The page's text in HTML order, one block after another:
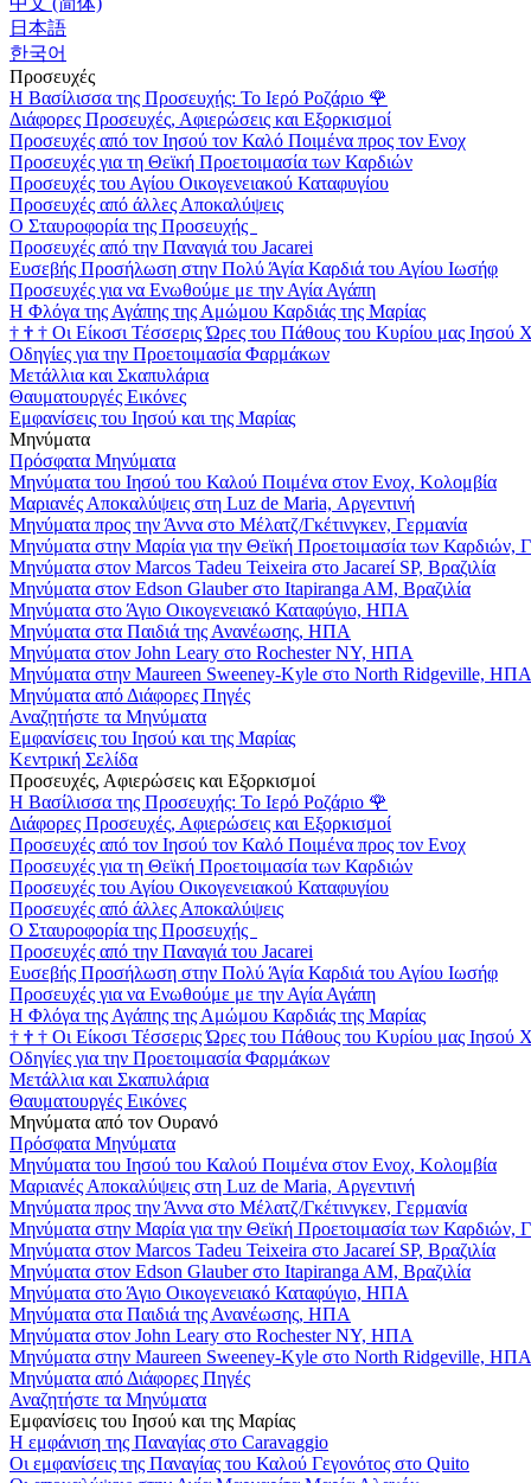
日本語
한국어
Προσευχές
Η Βασίλισσα της Προσευχής: Το Ιερό Ροζάριο 🌹
Διάφορες Προσευχές, Αφιερώσεις και Εξορκισμοί
Προσευχές από τον Ιησού τον Καλό Ποιμένα προς τον Ενοχ
Προσευχές για τη Θεϊκή Προετοιμασία των Καρδιών
Προσευχές του Αγίου Οικογενειακού Καταφυγίου
Προσευχές από άλλες Αποκαλύψεις
Ο Σταυροφορία της Προσευχής
Προσευχές από την Παναγιά του Jacarei
Ευσεβής Προσήλωση στην Πολύ Άγία Καρδιά του Αγίου Ιωσήφ
Προσευχές για να Ενωθούμε με την Αγία Αγάπη
Η Φλόγα της Αγάπης της Αμώμου Καρδιάς της Μαρίας
† † † Οι Είκοσι Τέσσερις Ώρες του Πάθους του Κυρίου μας Ιησού
Οδηγίες για την Προετοιμασία Φαρμάκων
Μετάλλια και Σκαπυλάρια
Θαυματουργές Εικόνες
Εμφανίσεις του Ιησού και της Μαρίας
Μηνύματα
Πρόσφατα Μηνύματα
Μηνύματα του Ιησού του Καλού Ποιμένα στον Ενοχ, Κολομβία
Μαριανές Αποκαλύψεις στη Luz de Maria, Αργεντινή
Μηνύματα προς την Άννα στο Μέλατζ/Γκέτινγκεν, Γερμανία
Μηνύματα στην Μαρία για την Θεϊκή Προετοιμασία των Καρδιών,
Μηνύματα στον Marcos Tadeu Teixeira στο Jacareí SP, Βραζιλία
Μηνύματα στον Edson Glauber στο Itapiranga AM, Βραζιλία
Μηνύματα στο Άγιο Οικογενειακό Καταφύγιο, ΗΠΑ
Μηνύματα στα Παιδιά της Ανανέωσης, ΗΠΑ
Μηνύματα στον John Leary στο Rochester NY, ΗΠΑ
Μηνύματα στην Maureen Sweeney-Kyle στο North Ridgeville, ΗΠΑ
Μηνύματα από Διάφορες Πηγές
Αναζητήστε τα Μηνύματα
Εμφανίσεις του Ιησού και της Μαρίας
Κεντρική Σελίδα
Προσευχές, Αφιερώσεις και Εξορκισμοί
Η Βασίλισσα της Προσευχής: Το Ιερό Ροζάριο 🌹
Διάφορες Προσευχές, Αφιερώσεις και Εξορκισμοί
Προσευχές από τον Ιησού τον Καλό Ποιμένα προς τον Ενοχ
Προσευχές για τη Θεϊκή Προετοιμασία των Καρδιών
Προσευχές του Αγίου Οικογενειακού Καταφυγίου
Προσευχές από άλλες Αποκαλύψεις
Ο Σταυροφορία της Προσευχής
Προσευχές από την Παναγιά του Jacarei
Ευσεβής Προσήλωση στην Πολύ Άγία Καρδιά του Αγίου Ιωσήφ
Προσευχές για να Ενωθούμε με την Αγία Αγάπη
Η Φλόγα της Αγάπης της Αμώμου Καρδιάς της Μαρίας
† † † Οι Είκοσι Τέσσερις Ώρες του Πάθους του Κυρίου μας Ιησού
Οδηγίες για την Προετοιμασία Φαρμάκων
Μετάλλια και Σκαπυλάρια
Θαυματουργές Εικόνες
Μηνύματα από τον Ουρανό
Πρόσφατα Μηνύματα
Μηνύματα του Ιησού του Καλού Ποιμένα στον Ενοχ, Κολομβία
Μαριανές Αποκαλύψεις στη Luz de Maria, Αργεντινή
Μηνύματα προς την Άννα στο Μέλατζ/Γκέτινγκεν, Γερμανία
Μηνύματα στην Μαρία για την Θεϊκή Προετοιμασία των Καρδιών,
Μηνύματα στον Marcos Tadeu Teixeira στο Jacareí SP, Βραζιλία
Μηνύματα στον Edson Glauber στο Itapiranga AM, Βραζιλία
Μηνύματα στο Άγιο Οικογενειακό Καταφύγιο, ΗΠΑ
Μηνύματα στα Παιδιά της Ανανέωσης, ΗΠΑ
Μηνύματα στον John Leary στο Rochester NY, ΗΠΑ
Μηνύματα στην Maureen Sweeney-Kyle στο North Ridgeville, ΗΠΑ
Μηνύματα από Διάφορες Πηγές
Αναζητήστε τα Μηνύματα
Εμφανίσεις του Ιησού και της Μαρίας
Η εμφάνιση της Παναγίας στο Caravaggio
Οι εμφανίσεις της Παναγίας του Καλού Γεγονότος στο Quito